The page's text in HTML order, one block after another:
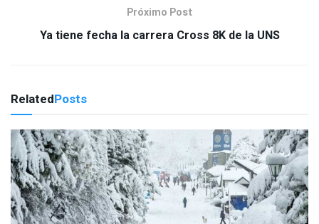
Próximo Post
Ya tiene fecha la carrera Cross 8K de la UNS
RelatedPosts